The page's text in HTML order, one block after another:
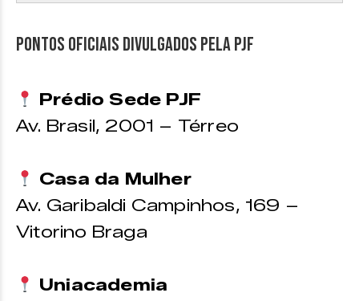
PONTOS OFICIAIS DIVULGADOS PELA PJF
Prédio Sede PJF
Av. Brasil, 2001 – Térreo
Casa da Mulher
Av. Garibaldi Campinhos, 169 –
Vitorino Braga
Uniacademia